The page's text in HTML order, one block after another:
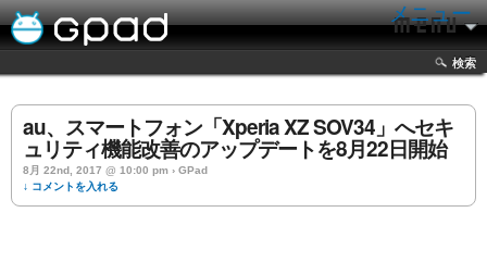
メニュー
検索
au、スマートフォン「Xperia XZ SOV34」へセキ
ュリティ機能改善のアップデートを8月22日開始
8月 22nd, 2017 @ 10:00 pm › GPad
↓ コメントを入れる